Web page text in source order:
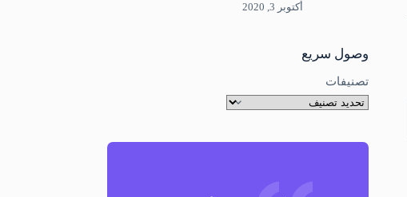
أكتوبر 3, 2020
وصول سريع
تصنيفات